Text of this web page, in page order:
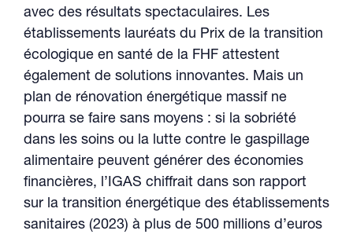
avec des résultats spectaculaires. Les
établissements lauréats du Prix de la transition
écologique en santé de la FHF attestent
également de solutions innovantes. Mais un
plan de rénovation énergétique massif ne
pourra se faire sans moyens : si la sobriété
dans les soins ou la lutte contre le gaspillage
alimentaire peuvent générer des économies
financières, l’IGAS chiffrait dans son rapport
sur la transition énergétique des établissements
sanitaires (2023) à plus de 500 millions d’euros